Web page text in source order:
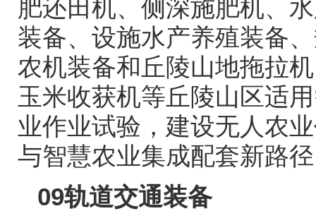
肥还田机、侧深施肥机、
装备、设施水产养殖装备
农机装备和丘陵山地拖拉
玉米收获机等丘陵山区适
业作业试验，建设无人农
与智慧农业集成配套新路
09轨道交通装备